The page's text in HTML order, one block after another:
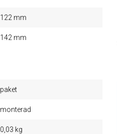
122 mm
142 mm
paket
monterad
0,03 kg